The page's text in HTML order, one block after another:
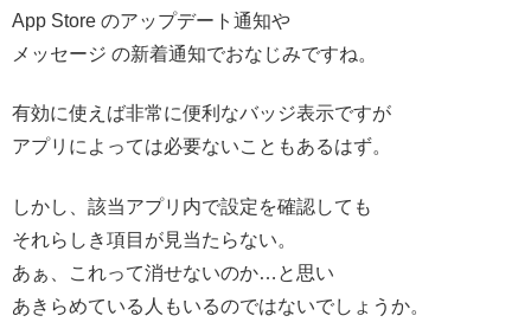
App Store のアップデート通知や
メッセージ の新着通知でおなじみですね。
有効に使えば非常に便利なバッジ表示ですが
アプリによっては必要ないこともあるはず。
しかし、該当アプリ内で設定を確認しても
それらしき項目が見当たらない。
あぁ、これって消せないのか…と思い
あきらめている人もいるのではないでしょうか。